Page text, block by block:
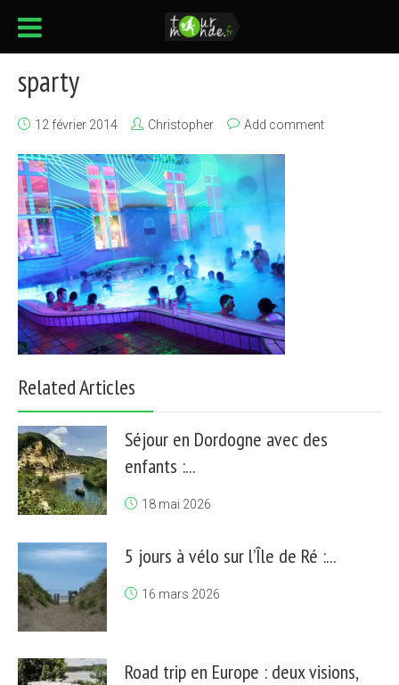
sparty
12 février 2014 Christopher Add comment
Related Articles
Séjour en Dordogne avec des
enfants :...
18 mai 2026
5 jours à vélo sur l’Île de Ré :...
16 mars 2026
Road trip en Europe : deux visions,